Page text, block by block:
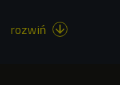
rozwiń 